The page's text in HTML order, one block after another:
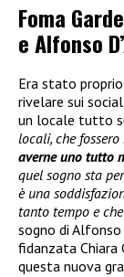
Foma
e Alfonso
Era stato
rivelare sui
un locale tutto
locali, che
averne uno tutto
quel sogno sta
è una
tanto tempo e
sogno di
fidanzata Chiara
questa nuova